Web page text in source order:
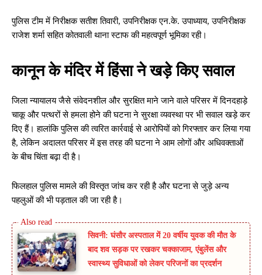
पुलिस टीम में निरीक्षक सतीश तिवारी, उपनिरीक्षक एन.के. उपाध्याय, उपनिरीक्षक
राजेश शर्मा सहित कोतवाली थाना स्टाफ की महत्वपूर्ण भूमिका रही।
कानून के मंदिर में हिंसा ने खड़े किए सवाल
जिला न्यायालय जैसे संवेदनशील और सुरक्षित माने जाने वाले परिसर में दिनदहाड़े
चाकू और पत्थरों से हमला होने की घटना ने सुरक्षा व्यवस्था पर भी सवाल खड़े कर
दिए हैं। हालांकि पुलिस की त्वरित कार्रवाई से आरोपियों को गिरफ्तार कर लिया गया
है, लेकिन अदालत परिसर में इस तरह की घटना ने आम लोगों और अधिवक्ताओं
के बीच चिंता बढ़ा दी है।
फिलहाल पुलिस मामले की विस्तृत जांच कर रही है और घटना से जुड़े अन्य
पहलुओं की भी पड़ताल की जा रही है।
सिवनी: घंसौर अस्पताल में 20 वर्षीय युवक की मौत के
बाद शव सड़क पर रखकर चक्काजाम, एंबुलेंस और
स्वास्थ्य सुविधाओं को लेकर परिजनों का प्रदर्शन